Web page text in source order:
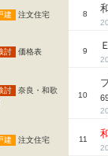
注文住宅 8
価格表 9
奈良・和歌
10
注文住宅 11